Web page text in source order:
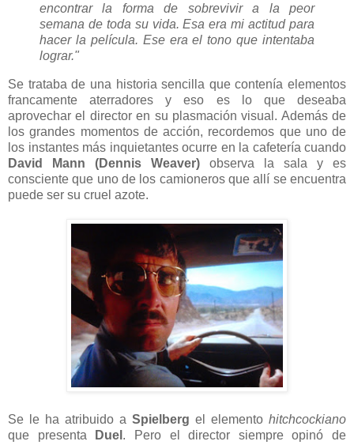
encontrar la forma de sobrevivir a la peor
semana de toda su vida. Esa era mi actitud para
hacer la película. Ese era el tono que intentaba
lograr."
Se trataba de una historia sencilla que contenía elementos
francamente aterradores y eso es lo que deseaba
aprovechar el director en su plasmación visual. Además de
los grandes momentos de acción, recordemos que uno de
los instantes más inquietantes ocurre en la cafetería cuando
David Mann (Dennis Weaver) observa la sala y es
consciente que uno de los camioneros que allí se encuentra
puede ser su cruel azote.
Se le ha atribuido a Spielberg el elemento hitchcockiano
que presenta
Duel . Pero el director siempre opinó de